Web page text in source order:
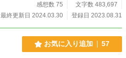
感想数 75
文字数 483,697
最終更新日 2024.03.30
登録日 2023.08.31
お気に入り追加 57